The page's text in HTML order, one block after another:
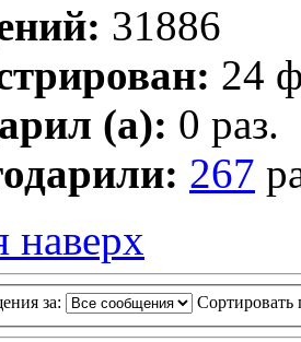
31886
24
(а): 0 раз.
267
наверх
за: Сортировать